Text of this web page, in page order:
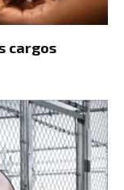
cargos